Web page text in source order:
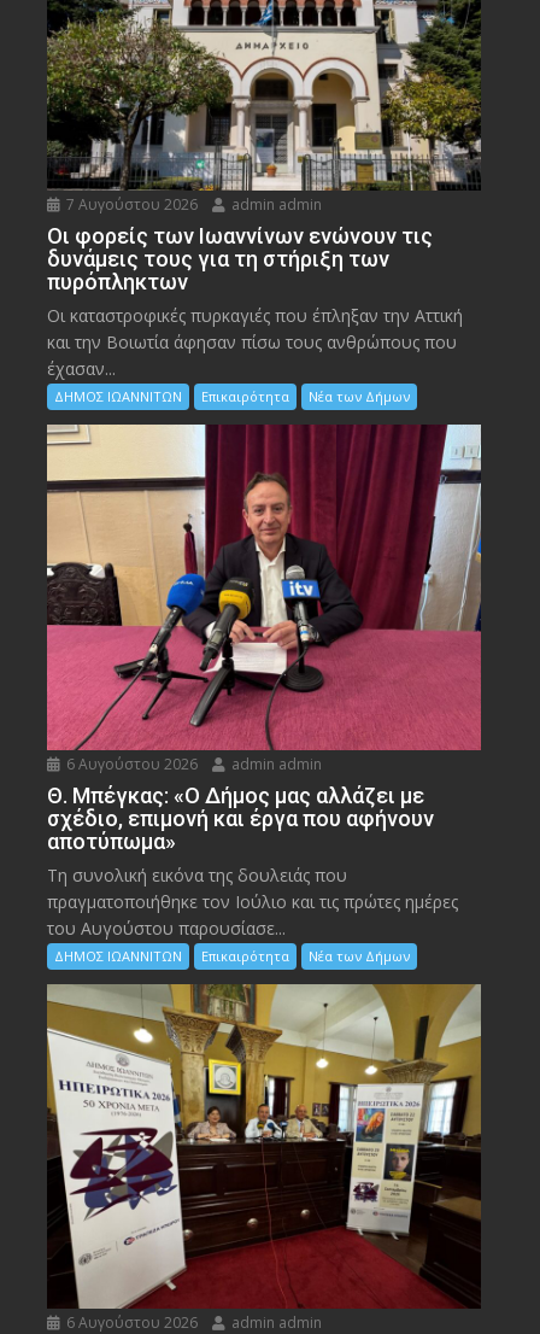
7 Αυγούστου 2026 admin admin
Οι φορείς των Ιωαννίνων ενώνουν τις
δυνάμεις τους για τη στήριξη των
πυρόπληκτων
Οι καταστροφικές πυρκαγιές που έπληξαν την Αττική
και την Bοιωτία άφησαν πίσω τους ανθρώπους που
έχασαν...
ΔΗΜΟΣ ΙΩΑΝΝΙΤΩΝ Επικαιρότητα Νέα των Δήμων
6 Αυγούστου 2026 admin admin
Θ. Μπέγκας: «Ο Δήμος μας αλλάζει με
σχέδιο, επιμονή και έργα που αφήνουν
αποτύπωμα»
Τη συνολική εικόνα της δουλειάς που
πραγματοποιήθηκε τον Ιούλιο και τις πρώτες ημέρες
του Αυγούστου παρουσίασε...
ΔΗΜΟΣ ΙΩΑΝΝΙΤΩΝ Επικαιρότητα Νέα των Δήμων
6 Αυγούστου 2026 admin admin